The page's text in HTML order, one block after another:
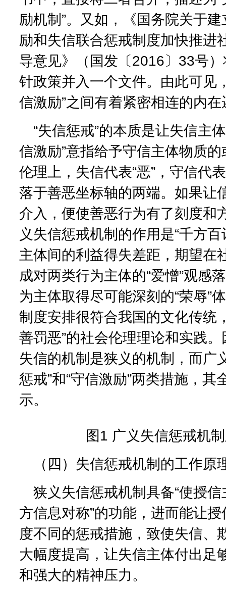
励机制”。又如，《国务院关于
励和失信联合惩戒制度加快推进
导意见》（国发〔2016〕33号
针政策并入一个文件。由此可见
信激励”之间有着紧密相连的内
“失信惩戒”的本质是让失信主
信激励”意指给予守信主体物质
伦理上，失信代表“恶”，守信代
落于善恶坐标轴的两端。如果让
介入，便使善恶行为有了刻度和
义失信惩戒机制的作用是“千方
主体间的利益得失差距，期望在
成对两类行为主体的“爱憎”观感
为主体取得尽可能深刻的“荣辱”
制度安排很符合我国的文化传统
善罚恶”的社会伦理理论和实践
失信的机制是狭义的机制，而广
惩戒”和“守信激励”两类措施，其
示。
图1 广义失信惩戒机
（四）失信惩戒机制的工作原
狭义失信惩戒机制具备“使授
方信息对称”的功能，进而能让
度不同的惩戒措施，致使失信、
大幅度提高，让失信主体付出足
和强大的精神压力。